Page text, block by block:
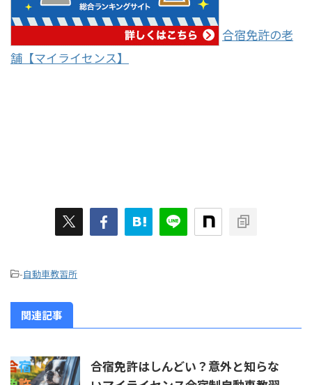
合宿免許の老
舗【マイライセンス】
-自動車教習所
関連記事
合宿免許はしんどい？意外と知らな